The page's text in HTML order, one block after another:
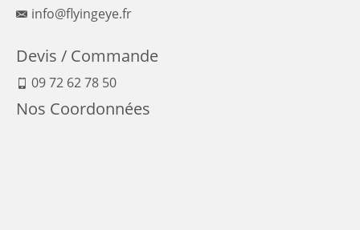
info@flyingeye.fr
Devis / Commande
09 72 62 78 50
Nos Coordonnées